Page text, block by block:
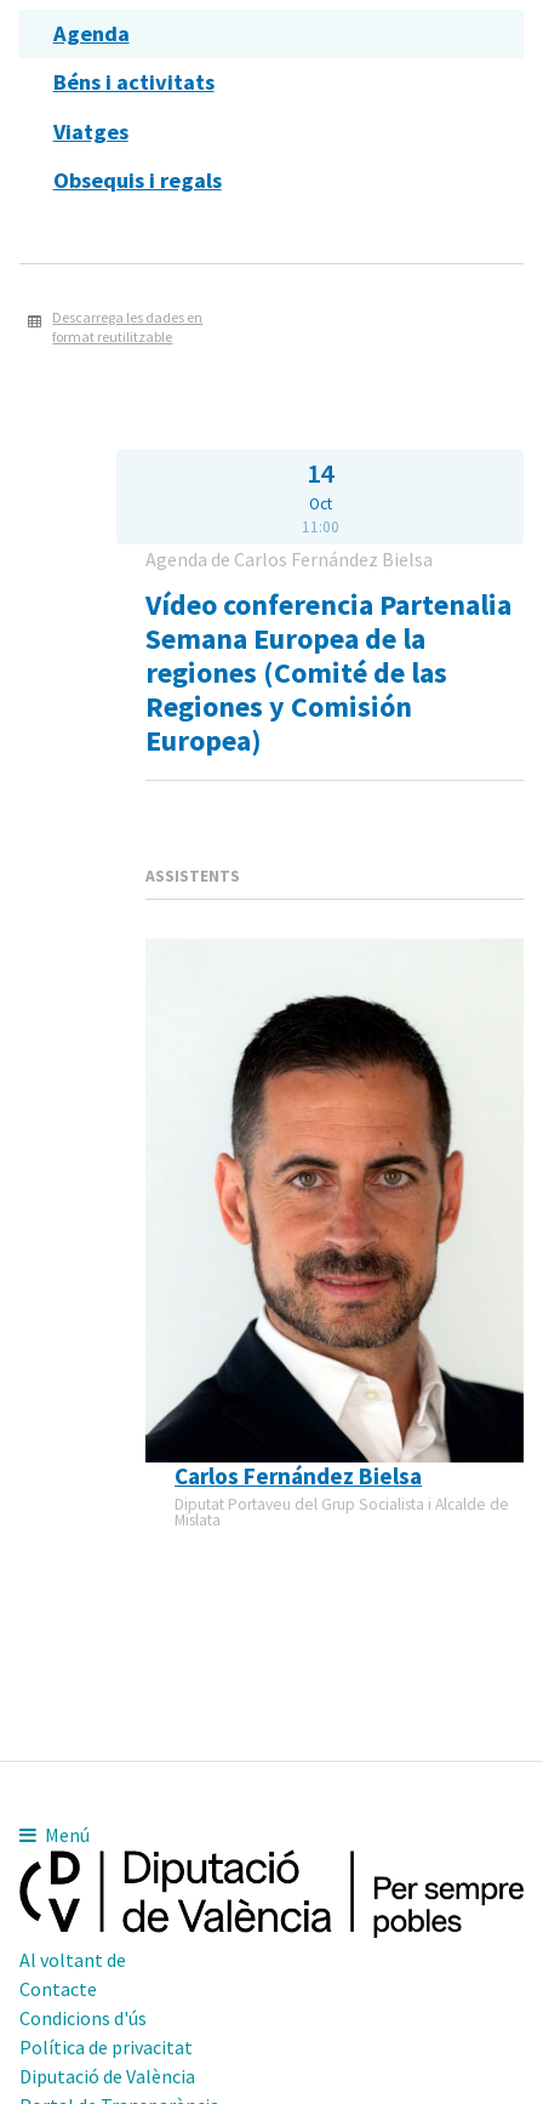
Agenda
Béns i activitats
Viatges
Obsequis i regals
Descarrega les dades en
format reutilitzable
14
Oct
11:00
Agenda de Carlos Fernández Bielsa
Vídeo conferencia Partenalia
Semana Europea de la
regiones (Comité de las
Regiones y Comisión
Europea)
ASSISTENTS
Carlos Fernández Bielsa
Diputat Portaveu del Grup Socialista i Alcalde de
Mislata
Menú
Al voltant de
Contacte
Condicions d'ús
Política de privacitat
Diputació de València